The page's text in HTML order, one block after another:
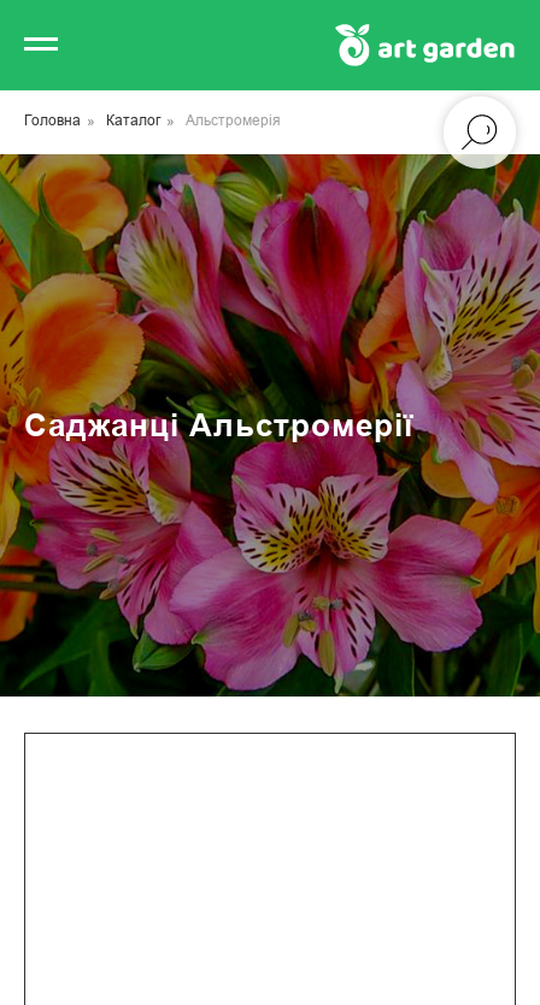
Головна » Каталог » Альстромерія
Саджанці Альстромерії